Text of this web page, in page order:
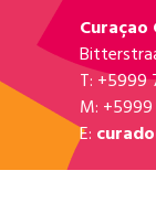
Curaçao
T:
M:
E: